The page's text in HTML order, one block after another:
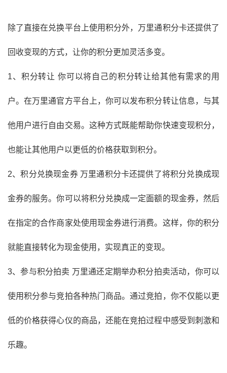
除了直接在兑换平台上使用积分外，万里通积分卡还提供了
回收变现的方式，让你的积分更加灵活多变。
1、积分转让 你可以将自己的积分转让给其他有需求的用
户。在万里通官方平台上，你可以发布积分转让信息，与其
他用户进行自由交易。这种方式既能帮助你快速变现积分，
也能让其他用户以更低的价格获取到积分。
2、积分兑换现金券 万里通积分卡还提供了将积分兑换成现
金券的服务。你可以将积分兑换成一定面额的现金券，然后
在指定的合作商家处使用现金券进行消费。这样，你的积分
就能直接转化为现金使用，实现真正的变现。
3、参与积分拍卖 万里通还定期举办积分拍卖活动，你可以
使用积分参与竞拍各种热门商品。通过竞拍，你不仅能以更
低的价格获得心仪的商品，还能在竞拍过程中感受到刺激和
乐趣。